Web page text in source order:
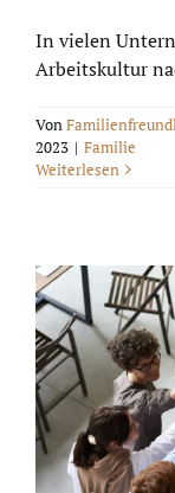
In vielen
Arbeitskultur
Von
2023 | Familie
Weiterlesen